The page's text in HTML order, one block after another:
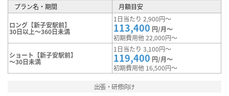
プラン名・期間 月額目安
ロング【新子安駅前】
30日以上～360日未満
1日当たり 2,900円～
113,400 円/月～
初期費用他 22,000円～
ショート【新子安駅前】
～30日未満
1日当たり 3,100円～
119,400 円/月～
初期費用他 16,500円～
出張・研修向け